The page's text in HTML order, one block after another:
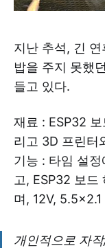
지난 추석, 긴
밥을 주지 못했
들고 있다.
재료 : ESP32
리고 3D 프린터
기능 : 타임 설
고, ESP32 보드
며, 12V,
개인적으로 자